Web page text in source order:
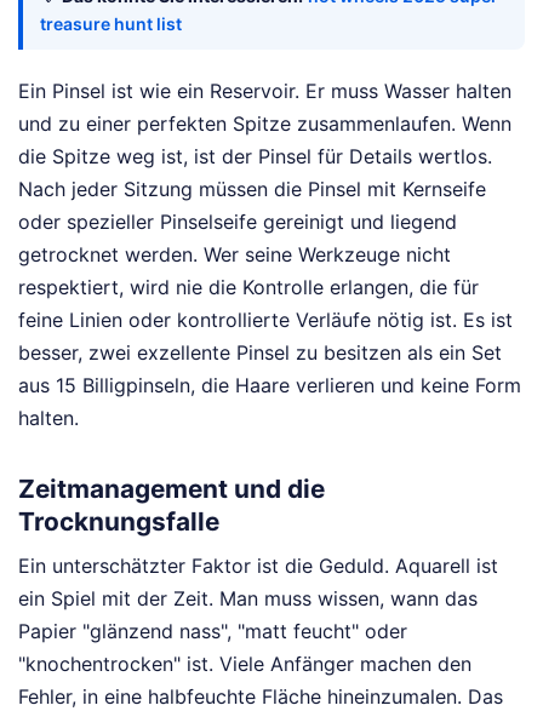
treasure hunt list
Ein Pinsel ist wie ein Reservoir. Er muss Wasser halten
und zu einer perfekten Spitze zusammenlaufen. Wenn
die Spitze weg ist, ist der Pinsel für Details wertlos.
Nach jeder Sitzung müssen die Pinsel mit Kernseife
oder spezieller Pinselseife gereinigt und liegend
getrocknet werden. Wer seine Werkzeuge nicht
respektiert, wird nie die Kontrolle erlangen, die für
feine Linien oder kontrollierte Verläufe nötig ist. Es ist
besser, zwei exzellente Pinsel zu besitzen als ein Set
aus 15 Billigpinseln, die Haare verlieren und keine Form
halten.
Zeitmanagement und die
Trocknungsfalle
Ein unterschätzter Faktor ist die Geduld. Aquarell ist
ein Spiel mit der Zeit. Man muss wissen, wann das
Papier "glänzend nass", "matt feucht" oder
"knochentrocken" ist. Viele Anfänger machen den
Fehler, in eine halbfeuchte Fläche hineinzumalen. Das